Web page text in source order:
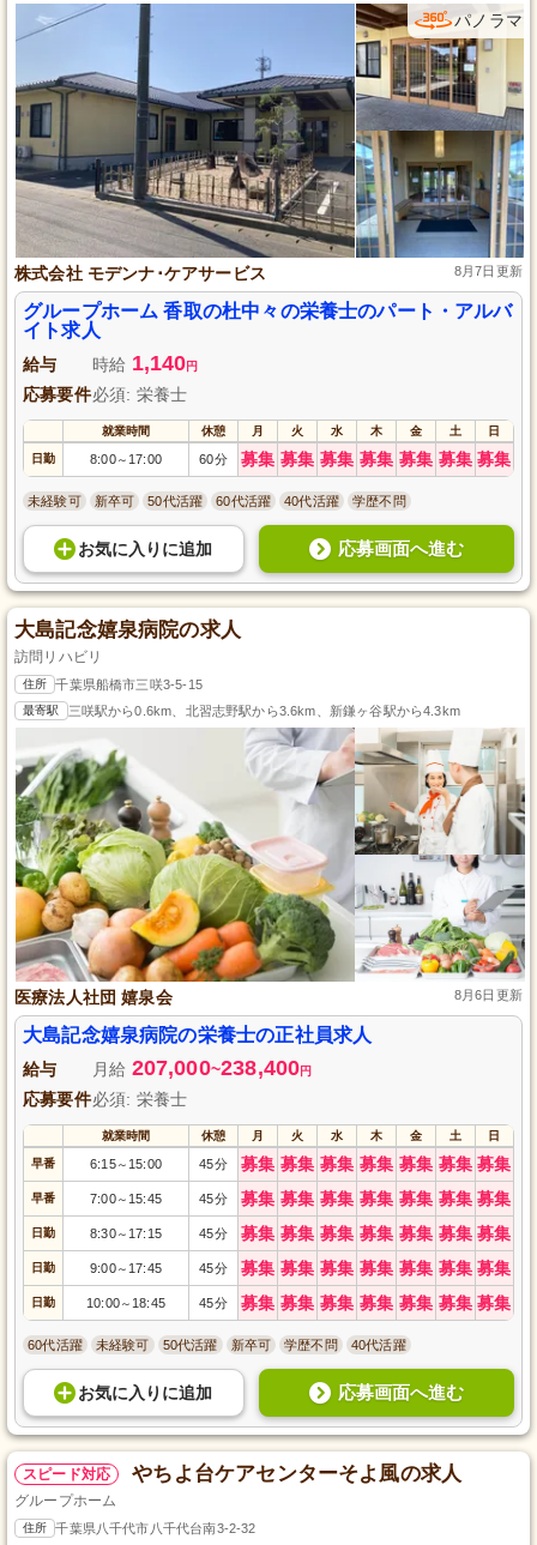
パノラマ
株式会社 モデンナ･ケアサービス 8月7日更新
グループホーム 香取の杜中々の栄養士のパート・アルバ
イト求人
給与 時給 1,140円
応募要件必須: 栄養士
就業時間 休憩 月 火 水 木 金 土 日
日勤 8:00～ 17:00 60分 募集 募集 募集 募集 募集 募集 募集
未経験可 新卒可 50代活躍 60代活躍 40代活躍 学歴不問
お気に入り に追加 応募画面へ進む
大島記念嬉泉病院の求人
訪問リハビリ
住所 千葉県船橋市三咲3-5-15
最寄駅 三咲駅から0.6km、北習志野駅から3.6km、新鎌ヶ谷駅から4.3km
医療法人社団 嬉泉会 8月6日更新
大島記念嬉泉病院の栄養士の正社員求人
給与 月給 207,000~238,400円
応募要件必須: 栄養士
就業時間 休憩 月 火 水 木 金 土 日
早番 6:15～ 15:00 45分 募集 募集 募集 募集 募集 募集 募集
早番 7:00～ 15:45 45分 募集 募集 募集 募集 募集 募集 募集
日勤 8:30～ 17:15 45分 募集 募集 募集 募集 募集 募集 募集
日勤 9:00～ 17:45 45分 募集 募集 募集 募集 募集 募集 募集
日勤 10:00～ 18:45 45分 募集 募集 募集 募集 募集 募集 募集
60代活躍 未経験可 50代活躍 新卒可 学歴不問 40代活躍
お気に入り に追加 応募画面へ進む
スピード対応 やちよ台ケアセンターそよ風の求人
グループホーム
住所 千葉県八千代市八千代台南3-2-32